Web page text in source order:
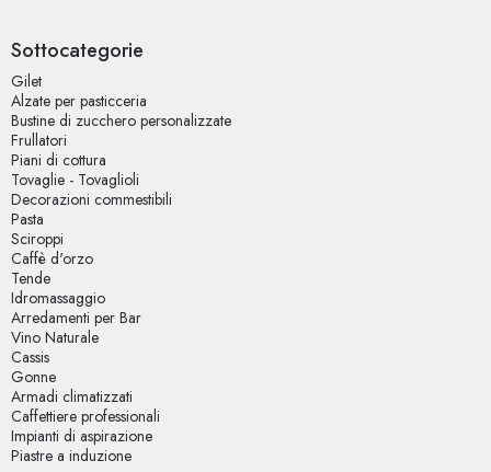
Sottocategorie
Gilet
Alzate per pasticceria
Bustine di zucchero personalizzate
Frullatori
Piani di cottura
Tovaglie - Tovaglioli
Decorazioni commestibili
Pasta
Sciroppi
Caffè d'orzo
Tende
Idromassaggio
Arredamenti per Bar
Vino Naturale
Cassis
Gonne
Armadi climatizzati
Caffettiere professionali
Impianti di aspirazione
Piastre a induzione